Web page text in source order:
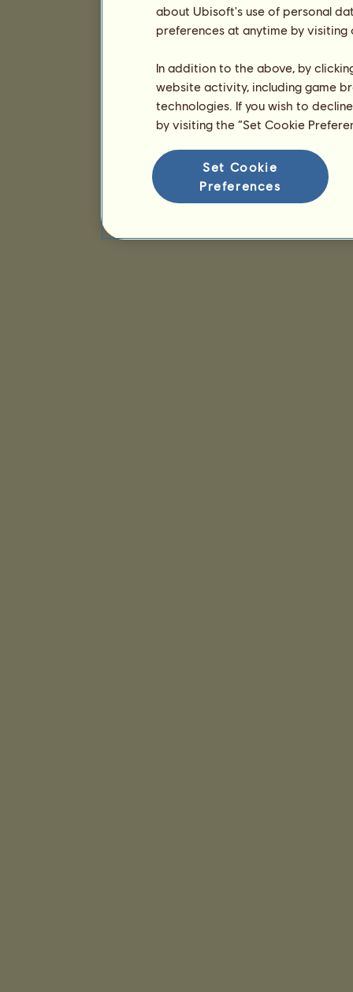
about Ubisoft's use of personal
preferences at anytime by
In addition to the above, by
website activity, including game
technologies. If you wish to
by visiting the “Set Cookie
Set Cookie
Preferences